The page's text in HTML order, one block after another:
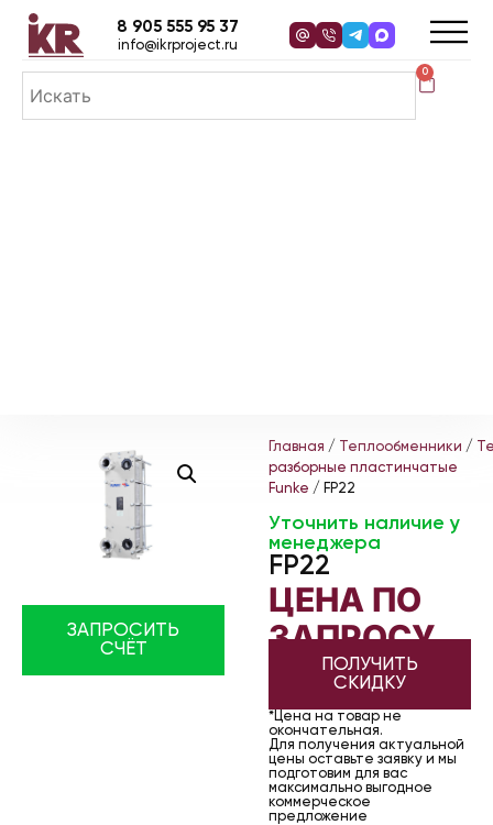
0
8 905 555 95 37
info@ikrproject.ru
ЗАПРОСИТЬ
СЧЁТ
Главная / Теплообменники /
разборные пластинчатые
Funke / FP22
Уточнить наличие у
менеджера
FP22
ЦЕНА ПО
ЗАПРОСУ
ПОЛУЧИТЬ
СКИДКУ
*Цена на товар не
окончательная.
Для получения актуальной
цены оставьте заявку и мы
подготовим для вас
максимально выгодное
коммерческое
предложение